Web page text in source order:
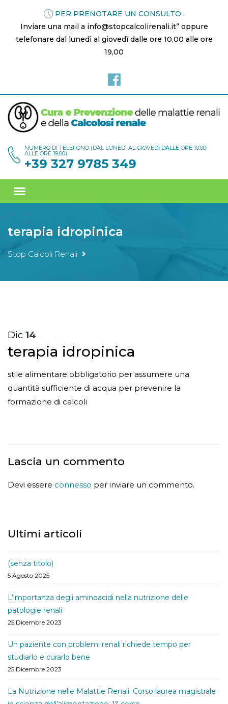
PER PRENOTARE UN CONSULTO :
Inviare una mail a info@stopcalcolirenali.it” oppure
telefonare dal lunedì al giovedì dalle ore 10,00 alle ore
19,00
NUMERO DI TELEFONO (DAL LUNEDÌ AL GIOVEDÌ DALLE ORE 10,00
ALLE ORE 19,00)
+39 327 9785 349
terapia idropinica
Stop Calcoli Renali
Dic 14
terapia idropinica
stile alimentare obbligatorio per assumere una
quantità sufficiente di acqua per prevenire la
formazione di calcoli
Lascia un commento
Devi essere connesso per inviare un commento.
Ultimi articoli
(senza titolo)
5 Agosto 2025
L’importanza degli aminoacidi nella nutrizione delle
patologie renali
25 Dicembre 2023
Un paziente con problemi renali richiede tempo per
studiarlo e curarlo bene
25 Dicembre 2023
La Nutrizione nelle Malattie Renali. Corso laurea magistrale